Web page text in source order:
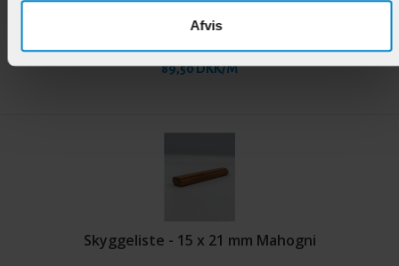
Afvis
Varenr.:901692
89,50 DKK/M
Skyggeliste - 15 x 21 mm Mahogni